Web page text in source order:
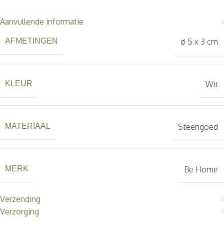
Aanvullende informatie
AFMETINGEN ø 5 x 3 cm
KLEUR Wit
MATERIAAL Steengoed
MERK Be Home
Verzending
Verzorging